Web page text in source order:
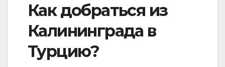
Как добраться из
Калининграда в
Турцию?